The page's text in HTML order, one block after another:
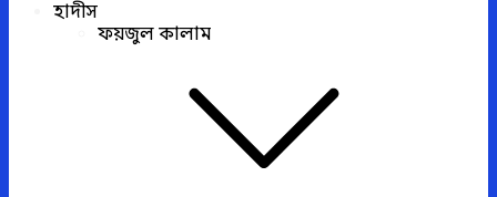
হাদীস
ফয়জুল কালাম